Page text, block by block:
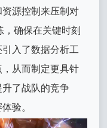
源控制来压制对
确保在关键时刻
入了数据分析工
从而制定更具针
了战队的竞争
验。